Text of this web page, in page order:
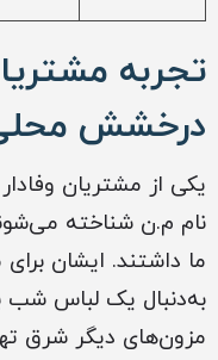
تجربه
درخشش
یکی از مشتریان
نام م.ن شناخته
ما داشتند. ایشان
به‌دنبال یک لباس شب
مزون‌های دیگر شرق